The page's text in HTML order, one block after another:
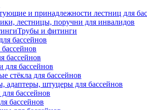
и принадлежности лестниц для
лестницы, поручни для инвалидов
Трубы и фитинги
бассейнов
бассейнов
для бассейнов
стёкла для бассейнов
адаптеры, штуцеры для бассейнов
бассейнов
бассейнов